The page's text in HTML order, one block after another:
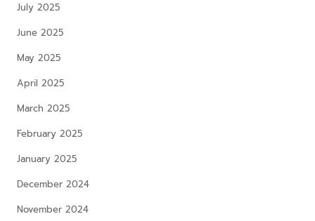
July 2025
June 2025
May 2025
April 2025
March 2025
February 2025
January 2025
December 2024
November 2024